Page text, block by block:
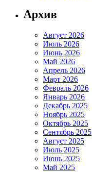
Архив
Август 2026
Июль 2026
Июнь 2026
Май 2026
Апрель 2026
Март 2026
Февраль 2026
Январь 2026
Декабрь 2025
Ноябрь 2025
Октябрь 2025
Сентябрь 2025
Август 2025
Июль 2025
Июнь 2025
Май 2025